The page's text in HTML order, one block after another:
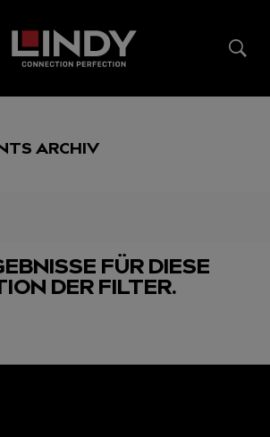
ARCHIV
FÜR DIESE
DER FILTER.